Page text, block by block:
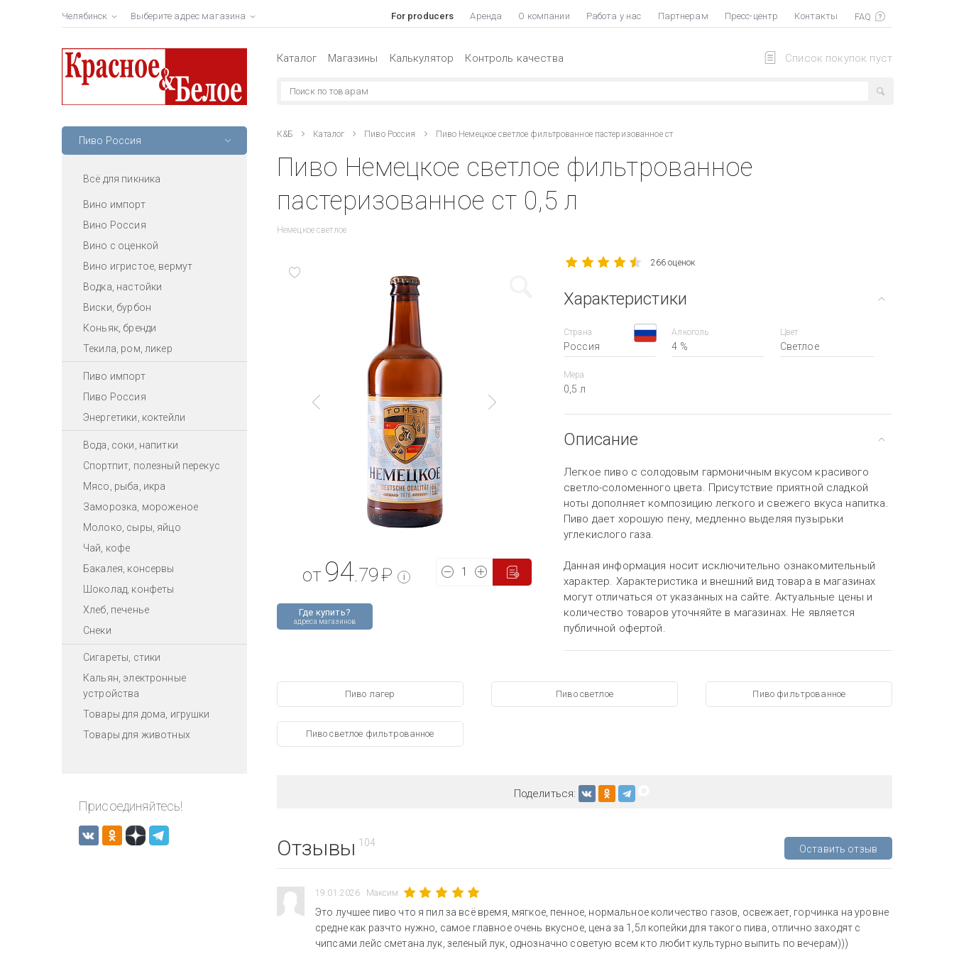
Челябинск Выберите адрес магазина For producers Аренда О компании Работа у нас Партнерам Пресс-центр Контакты
Список покупок пуст
Каталог Магазины Калькулятор Контроль качества
Пиво Россия
Всё для пикника
Вино импорт
Вино Россия
Вино с оценкой
Вино игристое, вермут
Водка, настойки
Виски, бурбон
Коньяк, бренди
Текила, ром, ликер
Пиво импорт
Пиво Россия
Энергетики, коктейли
Вода, соки, напитки
Спортпит, полезный перекус
Мясо, рыба, икра
Заморозка, мороженое
Молоко, сыры, яйцо
Чай, кофе
Бакалея, консервы
Шоколад, конфеты
Хлеб, печенье
Снеки
Сигареты, стики
Кальян, электронные
устройства
Товары для дома, игрушки
Товары для животных
Присоединяйтесь!
К&Б Каталог Пиво Россия Пиво Немецкое светлое фильтрованное пастеризованное ст
Пиво Немецкое светлое фильтрованное
пастеризованное ст 0,5 л
Немецкое светлое
Где купить?
адреса магазинов
от 94.79₽ i
266 оценок
Характеристики
Страна
Россия
Алкоголь
4 %
Цвет
Светлое
Мера
0,5 л
Описание
Легкое пиво с солодовым гармоничным вкусом красивого
светло-соломенного цвета. Присутствие приятной сладкой
ноты дополняет композицию легкого и свежего вкуса напитка.
Пиво дает хорошую пену, медленно выделяя пузырьки
углекислого газа.
Данная информация носит исключительно ознакомительный
характер. Характеристика и внешний вид товара в магазинах
могут отличаться от указанных на сайте. Актуальные цены и
количество товаров уточняйте в магазинах. Не является
публичной офертой.
Пиво лагер Пиво светлое Пиво фильтрованное
Пиво светлое фильтрованное
Поделиться:
Отзывы 104
Оставить отзыв
19.01.2026 Максим
Это лучшее пиво что я пил за всё время, мягкое, пенное, нормальное количество газов, освежает, горчинка на уровне
средне как разчто нужно, самое главное очень вкусное, цена за 1,5л копейки для такого пива, отлично заходят с
чипсами лейс сметана лук, зеленый лук, однозначно советую всем кто любит культурно выпить по вечерам)))